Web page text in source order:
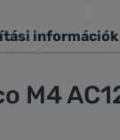
információk
M4